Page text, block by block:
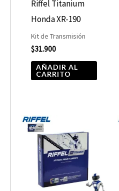
Riffel Titanium
Honda XR-190
Kit de Transmisión
$31.900
AÑADIR AL
CARRITO